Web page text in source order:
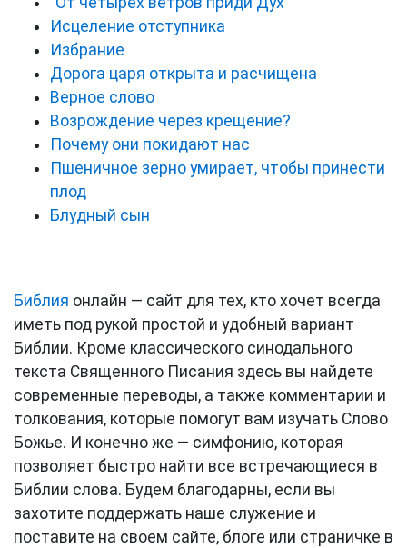
Исцеление отступника
Избрание
Дорога царя открыта и расчищена
Верное слово
Возрождение через крещение?
Почему они покидают нас
Пшеничное зерно умирает, чтобы принести
плод
Блудный сын
Библия онлайн — сайт для тех, кто хочет всегда
иметь под рукой простой и удобный вариант
Библии. Кроме классического синодального
текста Священного Писания здесь вы найдете
современные переводы, а также комментарии и
толкования, которые помогут вам изучать Слово
Божье. И конечно же — симфонию, которая
позволяет быстро найти все встречающиеся в
Библии слова. Будем благодарны, если вы
захотите поддержать наше служение и
поставите на своем сайте, блоге или страничке в